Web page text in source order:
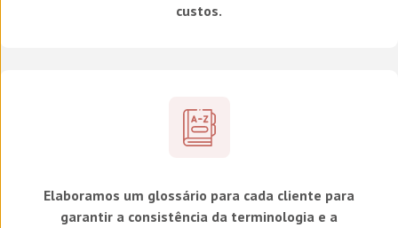
custos.
Elaboramos um glossário para cada cliente para
garantir a consistência da terminologia e a